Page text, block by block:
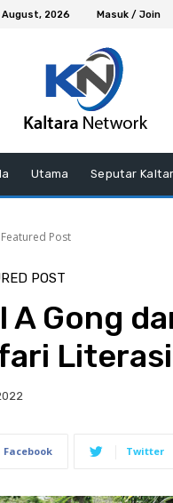
August, 2026 Masuk / Join
Utama Seputar
Featured Post
POST
A Gong
Facebook Twitter